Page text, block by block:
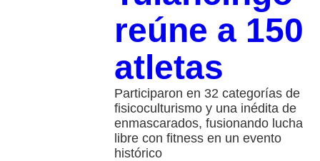
reúne a 150
atletas
Participaron en 32 categorías de
fisicoculturismo y una inédita de
enmascarados, fusionando lucha
libre con fitness en un evento
histórico